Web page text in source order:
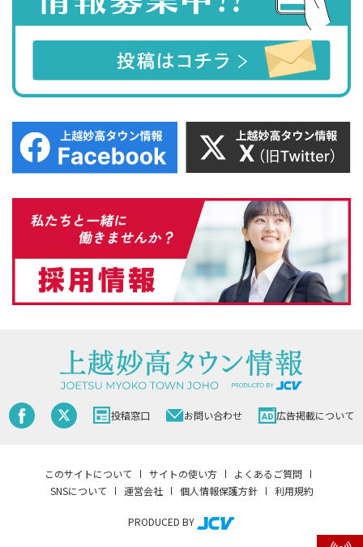
投稿窓口 お問い合わせ 広告掲載について
このサイトについて サイトの使い方
よくあるご質問
SNSについて
運営会社 個人情報保護方針 利用規約
PRODUCED BY